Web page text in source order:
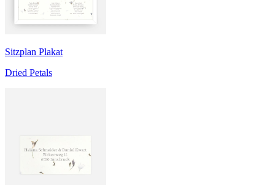
Sitzplan Plakat
Dried Petals